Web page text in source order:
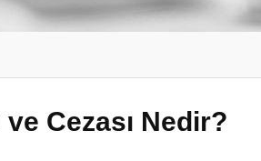
Cezası Nedir?